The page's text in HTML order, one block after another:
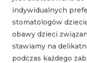
indywidualnych
stomatologów
obawy dzieci
stawiamy na
podczas każdego